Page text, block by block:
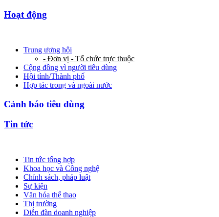
Hoạt động
Trung ương hội
- Đơn vị - Tổ chức trực thuộc
Cộng đồng vì người tiêu dùng
Hội tỉnh/Thành phố
Hợp tác trong và ngoài nước
Cảnh báo tiêu dùng
Tin tức
Tin tức tổng hợp
Khoa học và Công nghệ
Chính sách, pháp luật
Sự kiện
Văn hóa thể thao
Thị trường
Diễn đàn doanh nghiệp